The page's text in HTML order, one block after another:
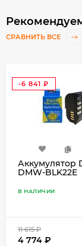
СРАВНИТЬ ВСЕ
-6 841
₽
Аккумулятор
DMW-BLK22E
В НАЛИЧИИ
11 615
4 774